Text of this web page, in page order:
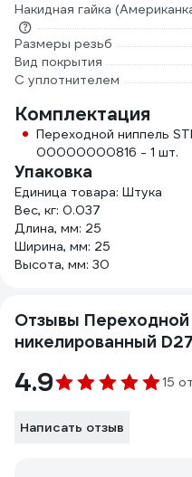
Накидная гайка
Размеры резьб
Вид покрытия
С уплотнителем
Комплектация
Переходной ниппель
00000000816 - 1 шт.
Упаковка
Единица товара: Штука
Вес, кг: 0.037
Длина, мм: 25
Ширина, мм: 25
Высота, мм: 30
Отзывы Переходной
никелированный
4.9 15
Написать отзыв